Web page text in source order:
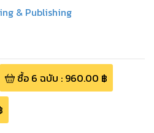
& Publishing
ซื้อ 6 ฉบับ : 960.00 ฿